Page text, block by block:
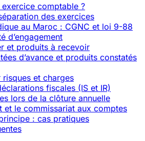
exercice comptable ?
des exercices
au Maroc : CGNC et loi 9-88
d’engagement
et produits à recevoir
d’avance et produits constatés
et charges
fiscales (IS et IR)
lors de la clôture annuelle
et le commissariat aux comptes
: cas pratiques